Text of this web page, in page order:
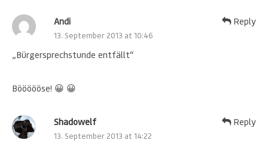
Andi
13. September 2013 at 10:46
„Bürgersprechstunde entfällt“
Böööööse! 😀 😀
Reply
Shadowelf
13. September 2013 at 14:22
Reply